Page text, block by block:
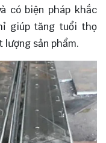
có biện pháp khắc
giúp tăng tuổi thọ
sản phẩm.